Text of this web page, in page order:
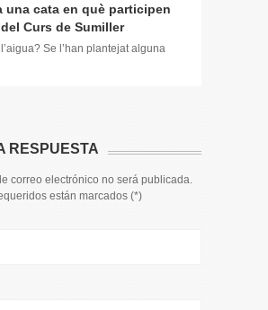
una cata en què participen
Curs de Sumiller
Se l’han plantejat alguna
RESPUESTA
correo electrónico no será publicada.
están marcados (*)